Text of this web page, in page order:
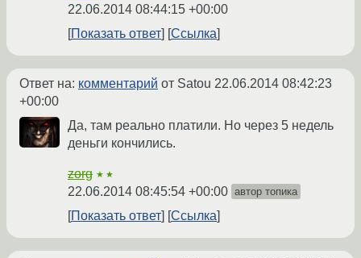
22.06.2014 08:44:15 +00:00
Показать ответ
Ссылка
Ответ на: комментарий от Satou 22.06.2014 08:42:23
+00:00
Да, там реально платили. Но через 5 недель
деньги кончились.
zorg ★★
22.06.2014 08:45:54 +00:00 автор топика
Показать ответ Ссылка